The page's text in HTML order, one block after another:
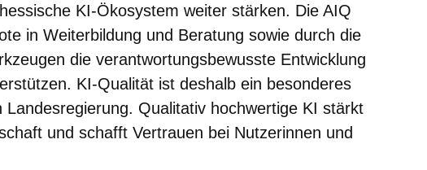
KI-Ökosystem weiter stärken. Die AIQ
in Weiterbildung und Beratung sowie durch die
die verantwortungsbewusste Entwicklung
KI-Qualität ist deshalb ein besonderes
Landesregierung. Qualitativ hochwertige KI stärkt
und schafft Vertrauen bei Nutzerinnen und